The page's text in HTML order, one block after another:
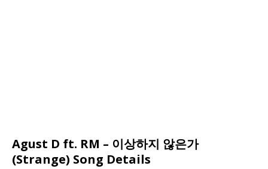
Agust D ft. RM – 이상하지 않은가
(Strange) Song Details